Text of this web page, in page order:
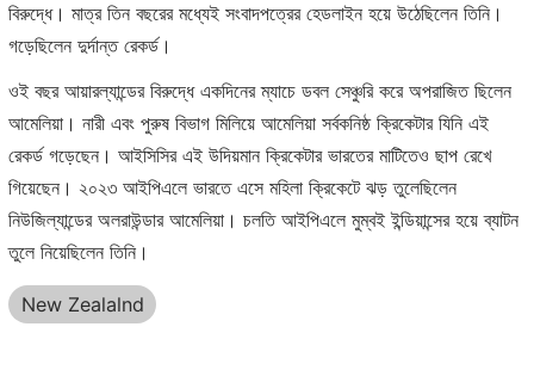
বিরুদ্ধে। মাত্র তিন বছরের মধ্যেই সংবাদপত্রের হেডলাইন হয়ে উঠেছিলেন তিনি।
গড়েছিলেন দুর্দান্ত রেকর্ড।
ওই বছর আয়ারল্যান্ডের বিরুদ্ধে একদিনের ম্যাচে ডবল সেঞ্চুরি করে অপরাজিত ছিলেন
আমেলিয়া। নারী এবং পুরুষ বিভাগ মিলিয়ে আমেলিয়া সর্বকনিষ্ঠ ক্রিকেটার যিনি এই
রেকর্ড গড়েছেন। আইসিসির এই উদিয়মান ক্রিকেটার ভারতের মাটিতেও ছাপ রেখে
গিয়েছেন। ২০২৩ আইপিএলে ভারতে এসে মহিলা ক্রিকেটে ঝড় তুলেছিলেন
নিউজিল্যান্ডের অলরাউন্ডার আমেলিয়া। চলতি আইপিএলে মুম্বই ইন্ডিয়ান্সের হয়ে ব্যাটন
তুলে নিয়েছিলেন তিনি।
New Zealalnd